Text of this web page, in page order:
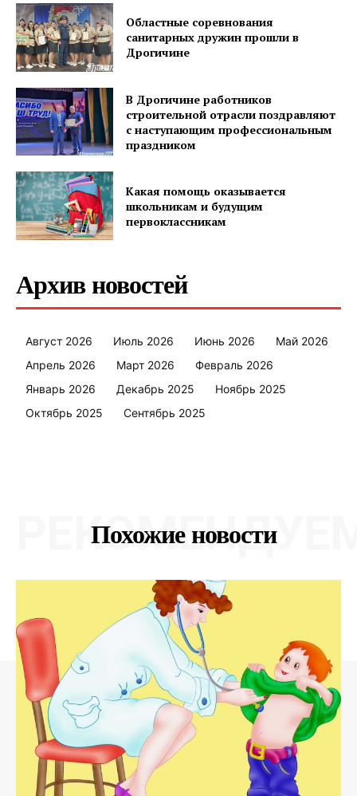
Электронные обращенияОбластные соревнования
санитарных дружин прошли в
Дрогичине
В Дрогичине работников
строительной отрасли поздравляют
с наступающим профессиональным
праздником
Какая помощь оказывается
школьникам и будущим
первоклассникам
Архив новостей
Август 2026 Июль 2026 Июнь 2026
Май 2026
Апрель 2026
Март 2026
Февраль 2026
Январь 2026
Декабрь 2025
Ноябрь 2025
Октябрь 2025
Сентябрь 2025
Похожие новости